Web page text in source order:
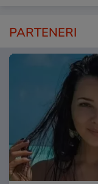
PARTENERI